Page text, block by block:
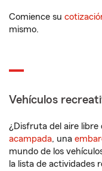
Comience su
mismo.
Vehículos
¿Disfruta del aire libre
acampada, una
mundo de los
la lista de actividades